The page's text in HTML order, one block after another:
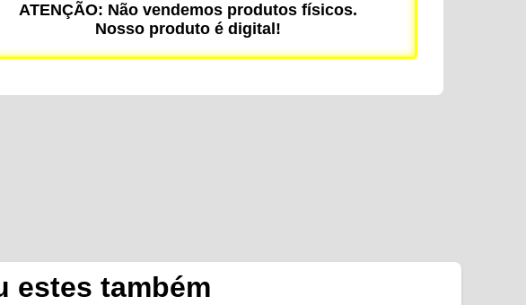
ATENÇÃO: Não vendemos produtos físicos.
Nosso produto é digital!
estes também